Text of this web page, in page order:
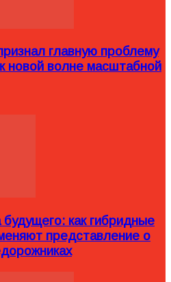
главную проблему
новой волне масштабной
будущего: как гибридные
представление о